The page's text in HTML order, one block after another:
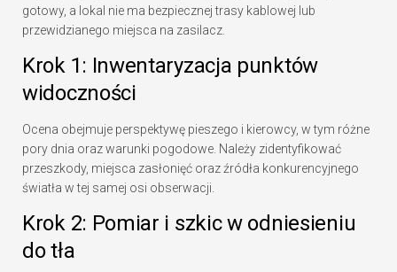
gotowy, a lokal nie ma bezpiecznej trasy kablowej lub
przewidzianego miejsca na zasilacz.
Krok 1: Inwentaryzacja punktów
widoczności
Ocena obejmuje perspektywę pieszego i kierowcy, w tym różne
pory dnia oraz warunki pogodowe. Należy zidentyfikować
przeszkody, miejsca zasłonięć oraz źródła konkurencyjnego
światła w tej samej osi obserwacji.
Krok 2: Pomiar i szkic w odniesieniu
do tła